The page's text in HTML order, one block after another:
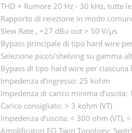
THD + Rumore 20 Hz - 30 kHz, tutte
Rapporto di reiezione in modo
Slew Rate , +27 dBu out > 50 V/µs
Bypass principale di tipo hard wire
Selezione picco/shelving su gamma
Bypass di tipo hard wire per ciascuna
Impedenza d’ingresso: 25 kohm
Impedenza di carico minima d’uscita:
Carico consigliato: > 3 kohm (VT)
Impedenza d’uscita: < 300 ohm (VT),
Amplificatori EQ Twin Topology: